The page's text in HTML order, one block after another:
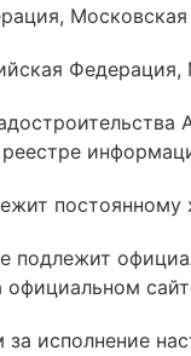
Федерация,
подлежит
исполнение